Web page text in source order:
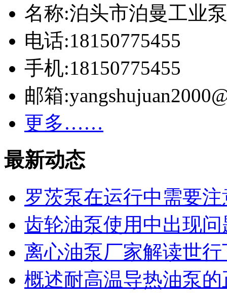
名称:泊头市泊曼工业
电话:18150775455
手机:18150775455
邮箱
更多……
最新动态
罗茨泵在运行中需要
齿轮油泵使用中出现
离心油泵厂家解读世
概述耐高温导热油泵